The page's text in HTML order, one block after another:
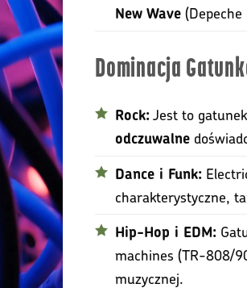
New Wave
Dominacja
Rock: Jest to
odczuwalne
Dance i Funk:
charakterystyczne,
Hip-Hop i EDM:
machines (TR-808/
muzycznej.